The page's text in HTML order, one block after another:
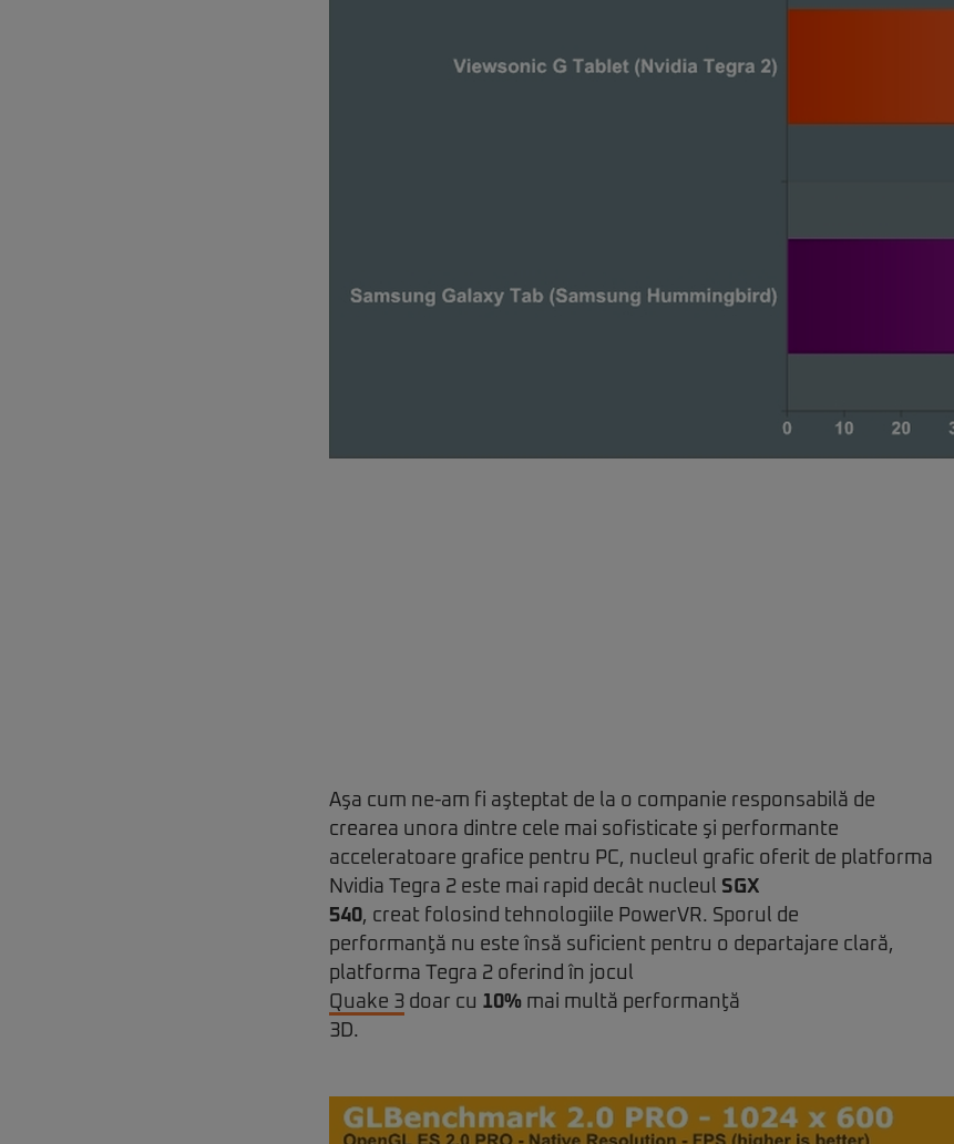
Aşa cum ne-am fi aşteptat de la o companie responsabilă de
crearea unora dintre cele mai sofisticate şi performante
acceleratoare grafice pentru PC, nucleul grafic oferit de platforma
Nvidia Tegra 2 este mai rapid decât nucleul SGX
540, creat folosind tehnologiile PowerVR. Sporul de
performanţă nu este însă suficient pentru o departajare clară,
platforma Tegra 2 oferind în jocul
Quake 3 doar cu 10% mai multă performanţă
3D.